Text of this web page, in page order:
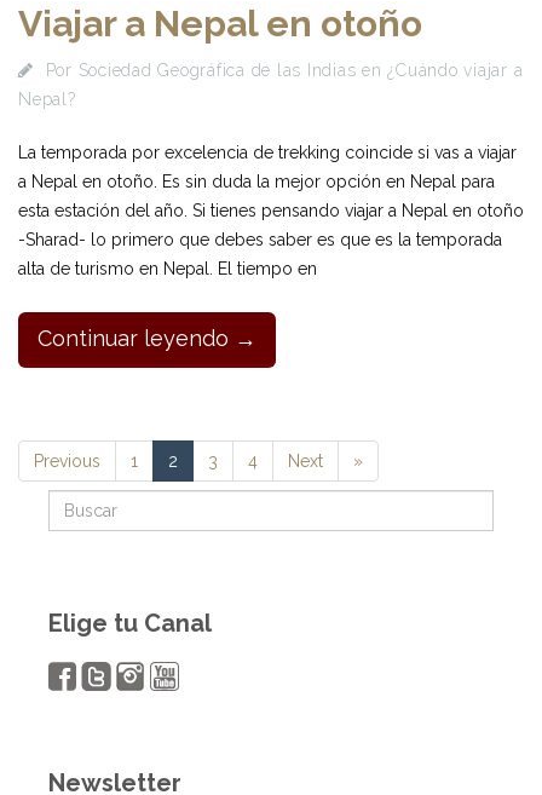
Viajar a Nepal en otoño
Por Sociedad Geográfica de las Indias en¿Cuándo viajar a
Nepal?
La temporada por excelencia de trekking coincide si vas a viajar
a Nepal en otoño. Es sin duda la mejor opción en Nepal para
esta estación del año. Si tienes pensando viajar a Nepal en otoño
-Sharad- lo primero que debes saber es que es la temporada
alta de turismo en Nepal. El tiempo en
Continuar leyendo →
Previous 1 2 3 4 Next »
Elige tu Canal
Newsletter